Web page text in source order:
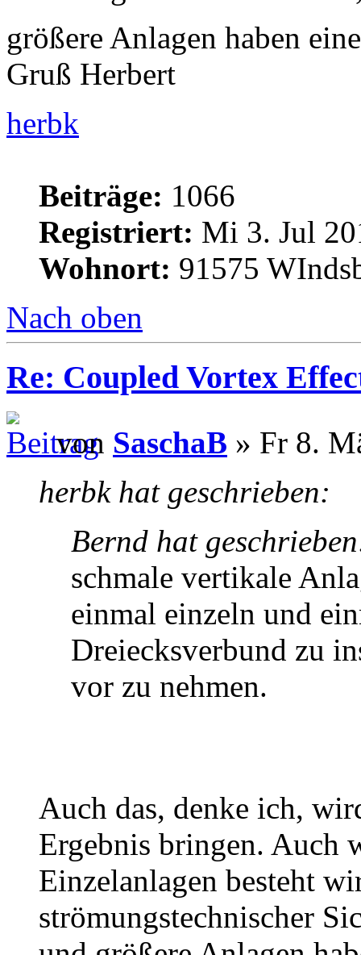
größere Anlagen haben
Gruß Herbert
herbk
Beiträge: 1066
Registriert: Mi 3. Jul
Wohnort: 91575
Nach oben
Re: Coupled Vortex
von SaschaB » Fr 8.
herbk hat geschrieben:
Bernd hat
schmale vertikale
einmal einzeln und
Dreiecksverbund zu
vor zu nehmen.
Auch das, denke ich,
Ergebnis bringen. Auch
Einzelanlagen besteht
strömungstechnischer